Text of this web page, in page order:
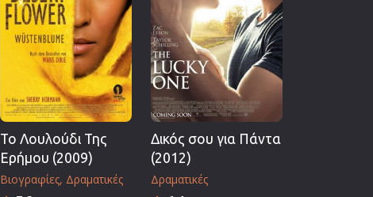
Το Λουλούδι Της
Ερήμου (2009)
Βιογραφίες Δραματικές
Δικός σου για Πάντα
(2012)
Δραματικές